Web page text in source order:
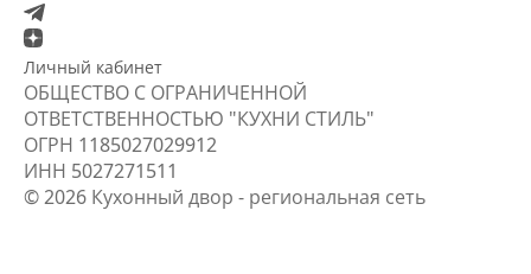
Личный кабинет
ОБЩЕСТВО С ОГРАНИЧЕННОЙ
ОТВЕТСТВЕННОСТЬЮ "КУХНИ СТИЛЬ"
ОГРН 1185027029912
ИНН 5027271511
© 2026 Кухонный двор - региональная сеть